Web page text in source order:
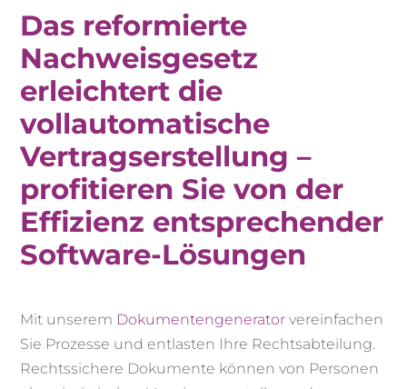
Das reformierte
Nachweisgesetz
erleichtert die
vollautomatische
Vertragserstellung –
profitieren Sie von der
Effizienz entsprechender
Software-Lösungen
Mit unserem Dokumentengenerator vereinfachen
Sie Prozesse und entlasten Ihre Rechtsabteilung.
Rechtssichere Dokumente können von Personen